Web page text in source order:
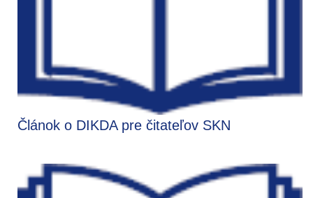
Článok o DIKDA pre čitateľov SKN